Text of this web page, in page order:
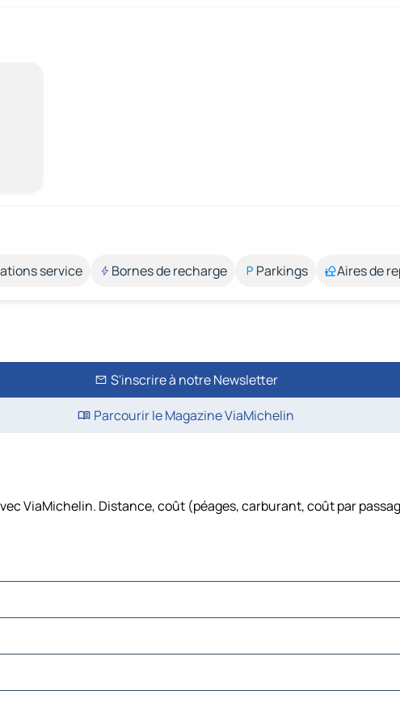
service Bornes de recharge Parkings Aires de
S'inscrire à notre Newsletter
Parcourir le Magazine ViaMichelin
ViaMichelin. Distance, coût (péages, carburant, coût par